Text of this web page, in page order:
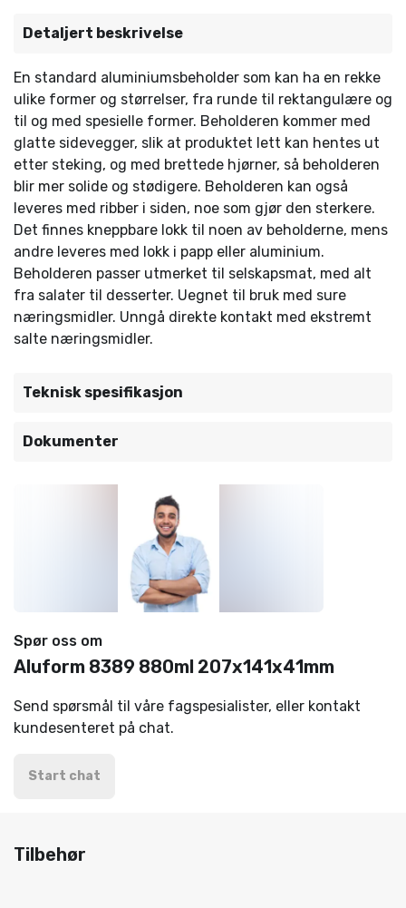
Detaljert beskrivelse
En standard aluminiumsbeholder som kan ha en rekke
ulike former og størrelser, fra runde til rektangulære og
til og med spesielle former. Beholderen kommer med
glatte sidevegger, slik at produktet lett kan hentes ut
etter steking, og med brettede hjørner, så beholderen
blir mer solide og stødigere. Beholderen kan også
leveres med ribber i siden, noe som gjør den sterkere.
Det finnes kneppbare lokk til noen av beholderne, mens
andre leveres med lokk i papp eller aluminium.
Beholderen passer utmerket til selskapsmat, med alt
fra salater til desserter. Uegnet til bruk med sure
næringsmidler. Unngå direkte kontakt med ekstremt
salte næringsmidler.
Teknisk spesifikasjon
Dokumenter
Spør oss om
Aluform 8389 880ml 207x141x41mm
Send spørsmål til våre fagspesialister, eller kontakt
kundesenteret på chat.
Start chat
Tilbehør